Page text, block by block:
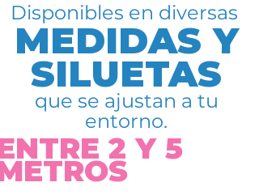
Disponibles en diversas
MEDIDAS Y
SILUETAS
que se ajustan a tu
entorno.
2 Y 5